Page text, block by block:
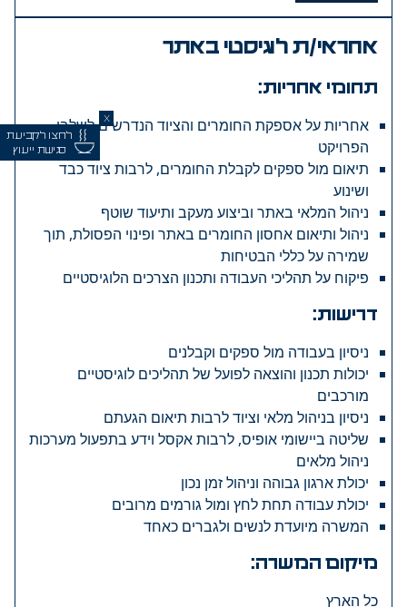
אחראי/ת לוגיסטי באתר
תחומי אחריות:
אחריות על אספקת החומרים והציוד הנדרשים לשלבי
הפרויקט
תיאום מול ספקים לקבלת החומרים, לרבות ציוד כבד
ושינוע
ניהול המלאי באתר וביצוע מעקב ותיעוד שוטף
ניהול ותיאום אחסון החומרים באתר ופינוי הפסולת, תוך
שמירה על כללי הבטיחות
פיקוח על תהליכי העבודה ותכנון הצרכים הלוגיסטיים
דרישות:
ניסיון בעבודה מול ספקים וקבלנים
יכולות תכנון והוצאה לפועל של תהליכים לוגיסטיים
מורכבים
ניסיון בניהול מלאי וציוד לרבות תיאום הגעתם
שליטה ביישומי אופיס, לרבות אקסל וידע בתפעול מערכות
ניהול מלאים
יכולת ארגון גבוהה וניהול זמן נכון
יכולת עבודה תחת לחץ ומול גורמים מרובים
המשרה מיועדת לנשים ולגברים כאחד
מיקום המשרה:
כל הארץ
X
לחצו לקביעת
פגישת ייעוץ